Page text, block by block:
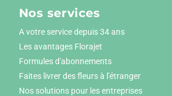
Nos services
A votre service depuis 34 ans
Les avantages Florajet
Formules d'abonnements
Faites livrer des fleurs à l'étranger
Nos solutions pour les entreprises